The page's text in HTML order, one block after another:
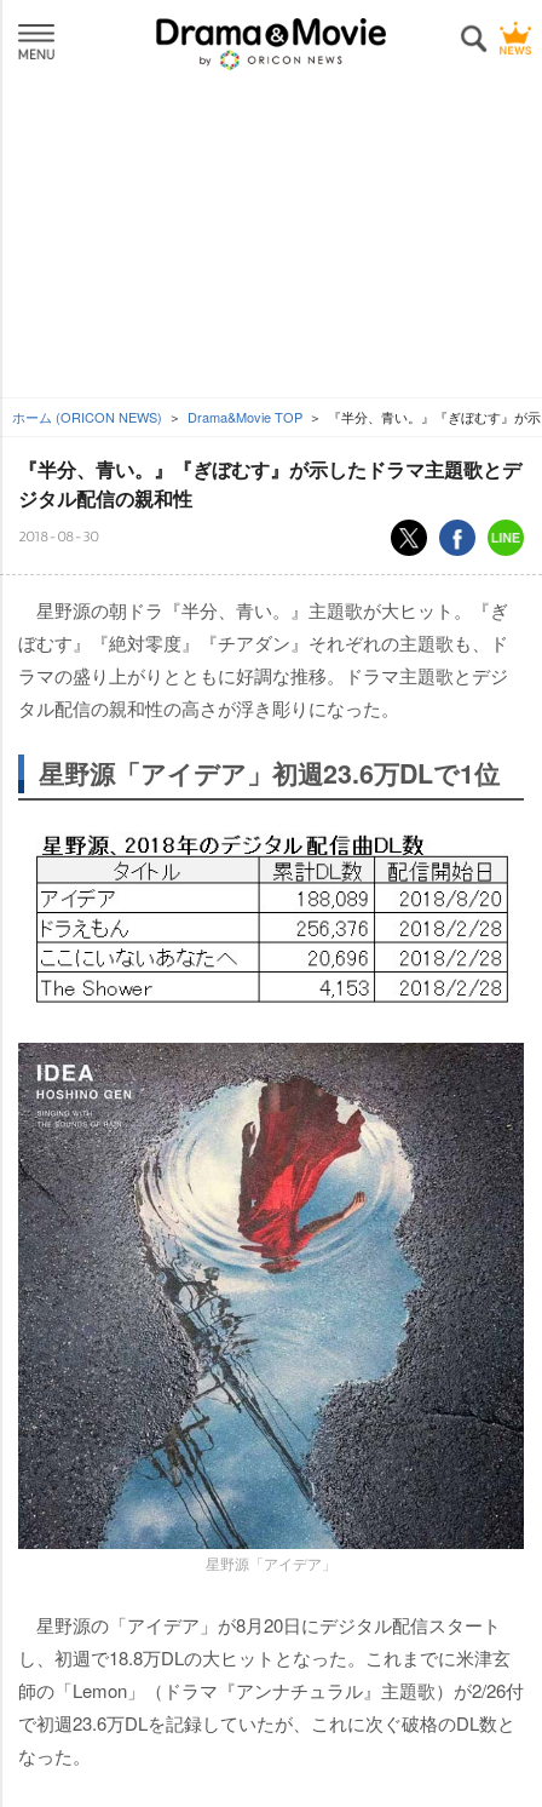
ホーム (ORICON NEWS) Drama&Movie TOP 『半分、青い。』『ぎぼむす』が
『半分、青い。』『ぎぼむす』が示したドラマ主題歌とデ
ジタル配信の親和性
2018-08-30
星野源の朝ドラ『半分、青い。』主題歌が大ヒット。『ぎ
ぼむす』『絶対零度』『チアダン』それぞれの主題歌も、ド
ラマの盛り上がりとともに好調な推移。ドラマ主題歌とデジ
タル配信の親和性の高さが浮き彫りになった。
星野源「アイデア」初週23.6万DLで1位
星野源「アイデア」
星野源の「アイデア」が8月20日にデジタル配信スタート
し、初週で18.8万DLの大ヒットとなった。これまでに米津玄
師の「Lemon」（ドラマ『アンナチュラル』主題歌）が2/26付
で初週23.6万DLを記録していたが、これに次ぐ破格のDL数と
なった。